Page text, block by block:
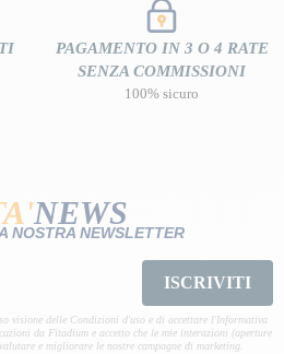
PAGAMENTO IN 3 O 4 RATE
SENZA COMMISSIONI
100% sicuro
NEWS
NOSTRA NEWSLETTER
ISCRIVITI
visione delle Condizioni d'uso e di accettare l'Informativa
da Fitadium e accetto che le mie interazioni (aperture
e migliorare le nostre campagne di marketing.